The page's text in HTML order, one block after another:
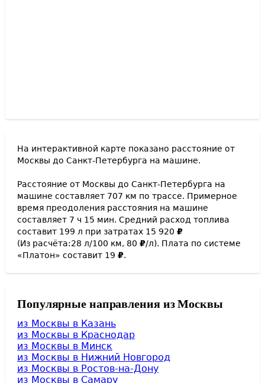
На интерактивной карте показано расстояние от
Москвы до Санкт-Петербурга на машине.
Расстояние от Москвы до Санкт-Петербурга на
машине составляет 707 км по трассе. Примерное
время преодоления расстояния на машине
составляет 7 ч 15 мин. Средний расход топлива
составит 199 л при затратах 15 920 ₽
(Из расчёта:28 л/100 км, 80 ₽/л). Плата по системе
«Платон» составит 19 ₽.
Популярные направления из Москвы
из Москвы в Казань
из Москвы в Краснодар
из Москвы в Минск
из Москвы в Нижний Новгород
из Москвы в Ростов-на-Дону
из Москвы в Самару